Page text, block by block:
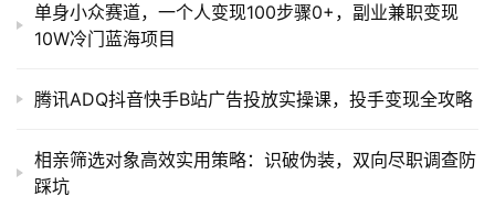
单身小众赛道，一个人变现100步骤0+，副业兼职变现
10W冷门蓝海项目
腾讯ADQ抖音快手B站广告投放实操课，投手变现全攻略
相亲筛选对象高效实用策略：识破伪装，双向尽职调查防
踩坑